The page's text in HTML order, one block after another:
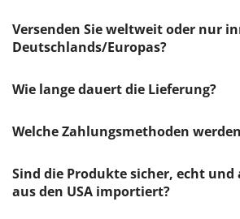
Versenden Sie weltweit oder nur
Deutschlands/Europas?
Wie lange dauert die Lieferung?
Welche Zahlungsmethoden
Sind die Produkte sicher, echt
aus den USA importiert?